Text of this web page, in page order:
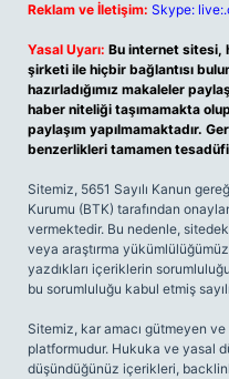
Reklam ve İletişim: Skype:
Yasal Uyarı: Bu internet sitesi,
şirketi ile hiçbir bağlantısı
hazırladığımız makaleler
haber niteliği taşımamakta
paylaşım yapılmamaktadır.
benzerlikleri tamamen
Sitemiz, 5651 Sayılı Kanun
Kurumu (BTK) tarafından
vermektedir. Bu nedenle,
veya araştırma
yazdıkları içeriklerin
bu sorumluluğu kabul etmiş
Sitemiz, kar amacı gütmeyen
platformudur. Hukuka ve yasal
düşündüğünüz içerikleri,